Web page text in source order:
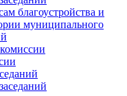
благоустройства и
муниципального